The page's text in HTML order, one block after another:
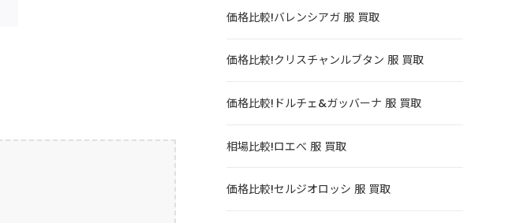
価格比較!バレンシアガ 服 買取
価格比較!クリスチャンルブタン 服 買取
価格比較!ドルチェ&ガッバーナ 服 買取
相場比較!ロエべ 服 買取
価格比較!セルジオロッシ 服 買取